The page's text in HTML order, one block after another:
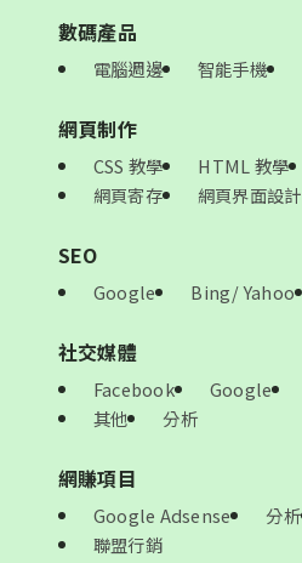
數碼產品
電腦週邊 智能手機
網頁制作
CSS 教學 HTML 教學
網頁寄存
網頁界面設計
SEO
Google Bing/ Yahoo
社交媒體
Facebook Google
其他
分析
網賺項目
Google Adsense 分析
聯盟行銷